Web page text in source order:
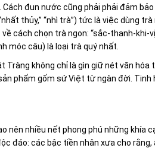
đun nước cũng phải phải đảm
thủy,” “nhì trà”) tức là việc dùng
cách chọn trà ngon: “sắc-thanh-
móc câu) là loại trà quý nhất.
không chỉ là gìn giữ nét văn
phẩm gốm sứ Việt từ ngàn đời.
nên nhiều nết phong phú những khía
đáo: các bậc tiền nhân xưa cho